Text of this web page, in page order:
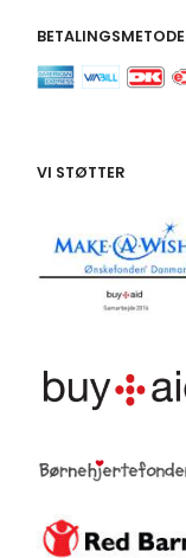
VI STØTTER